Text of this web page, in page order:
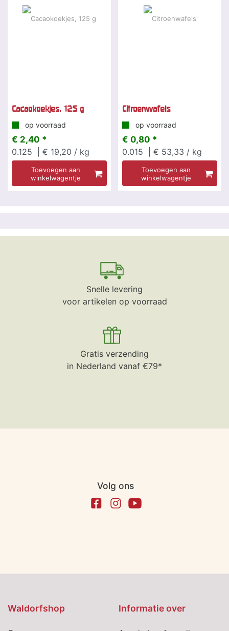
Cacaokoekjes, 125 g
op voorraad
€ 2,40 *
0.125
| € 19,20 / kg
Toevoegen aan
winkelwagentje
Citroenwafels
op voorraad
€ 0,80 *
0.015
| € 53,33 / kg
Toevoegen aan
winkelwagentje
Snelle levering
voor artikelen op voorraad
Gratis verzending
in Nederland vanaf €79*
Volg ons
Waldorfshop Informatie over